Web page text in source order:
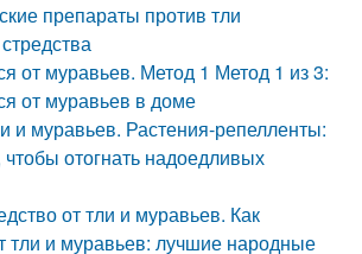
препараты против тли
от муравьев. Метод 1 Метод 1 из 3:
от муравьев в доме
и муравьев. Растения-репелленты:
чтобы отогнать надоедливых
от тли и муравьев. Как
тли и муравьев: лучшие народные